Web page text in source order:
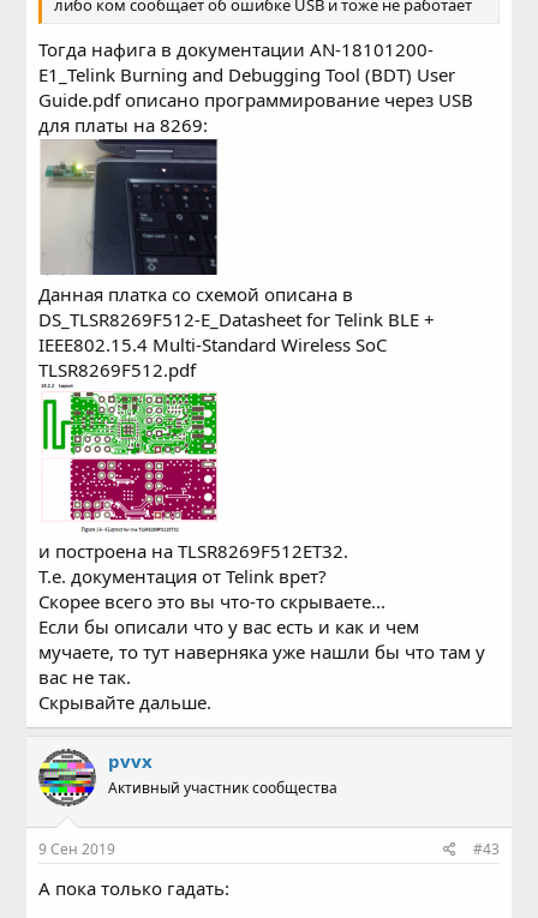
Тогда нафига в документации AN-18101200-
E1_Telink Burning and Debugging Tool (BDT) User
Guide.pdf описано программирование через USB
для платы на 8269:
Данная платка со схемой описана в
DS_TLSR8269F512-E_Datasheet for Telink BLE +
IEEE802.15.4 Multi-Standard Wireless SoC
TLSR8269F512.pdf
и построена на TLSR8269F512ET32.
Т.е. документация от Telink врет?
Скорее всего это вы что-то скрываете...
Если бы описали что у вас есть и как и чем
мучаете, то тут наверняка уже нашли бы что там у
вас не так.
Скрывайте дальше.
pvvx
Активный участник сообщества
9 Сен 2019 #43
А пока только гадать: